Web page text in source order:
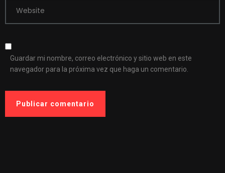
Website
Guardar mi nombre, correo electrónico y sitio web en este
navegador para la próxima vez que haga un comentario.